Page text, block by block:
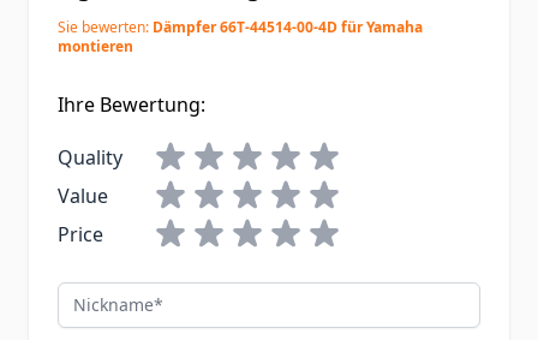
Sie bewerten: Dämpfer 66T‑44514‑00‑4D für Yamaha
montieren
Ihre Bewertung:
Quality
Value
Price
Nickname